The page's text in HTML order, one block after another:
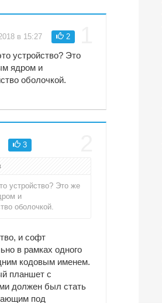
в 15:27 2
устройство? Это
ядром и
оболочкой.
3
устройство? Это же
и
оболочкой.
и софт
в рамках одного
кодовым именем.
планшет с
должен был стать
под